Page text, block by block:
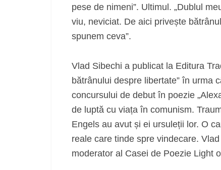
pese de nimeni”. Ultimul. „Dublul
viu, neviciat. De aici privește
spunem ceva”.
Vlad Sibechi a publicat la Editura
bătrânului despre libertate” în urma
concursului de debut în poezie
de luptă cu viața în comunism.
Engels au avut și ei ursuleții lor. O
reale care tinde spre vindecare.
moderator al Casei de Poezie Light